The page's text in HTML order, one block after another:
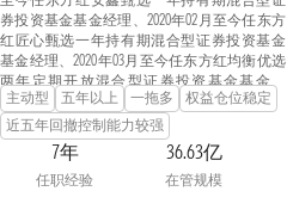
券投资基金基金经理、2020年02月至今任东方
红匠心甄选一年持有期混合型证券投资基金
基金经理、2020年03月至今任东方红均衡优选
两年定期开放混合型证券投资基金基金经
理、2020年07月至今任 东方红优质甄选一年持
有期混合型证券投资基金基金经理、2021年05
月至今任东方红锦和甄选18个月持有期混合型
证券投资基金基金经理、2022年03月至今任东
方红锦融甄选18个月持有期混合型证券投资基
主动型 五年以上 一拖多
权益仓位稳定
近五年回撤控制能力较强
7年
任职经验
36.63亿
在管规模